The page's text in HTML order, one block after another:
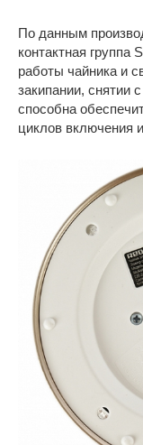
По данным
контактная группа
работы чайника и
закипании, снятии
способна
циклов включения